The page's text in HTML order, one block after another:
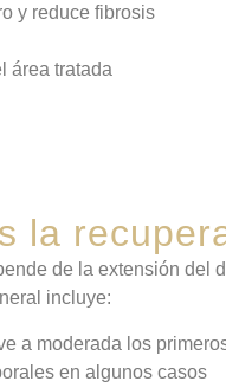
y reduce fibrosis
área tratada
la
de la extensión del
incluye:
a moderada los
en algunos casos